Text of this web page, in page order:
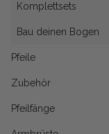
Komplettsets
Bau deinen Bogen
Pfeile
Zubehör
Pfeilfänge